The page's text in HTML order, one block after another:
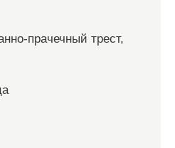
прачечный трест,